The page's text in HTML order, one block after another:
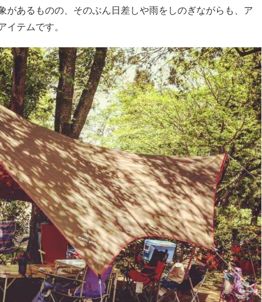
があるものの、そのぶん日差しや雨をしのぎながらも、ア
イテムです。